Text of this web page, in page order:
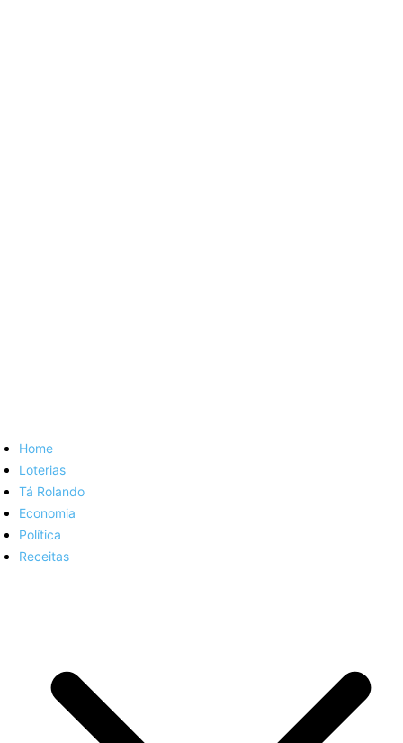
Home
Loterias
Tá Rolando
Economia
Política
Receitas